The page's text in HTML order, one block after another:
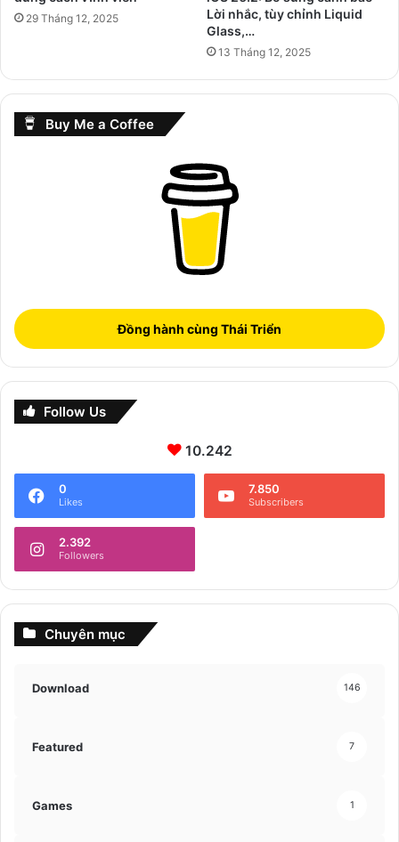
29 Tháng 12, 2025
Lời nhắc, tùy chỉnh Liquid
Glass,…
13 Tháng 12, 2025
Buy Me a Coffee
Đồng hành cùng Thái Triển
Follow Us
10.242
0
Likes
7.850
Subscribers
2.392
Followers
Chuyên mục
Download 146
Featured 7
Games 1